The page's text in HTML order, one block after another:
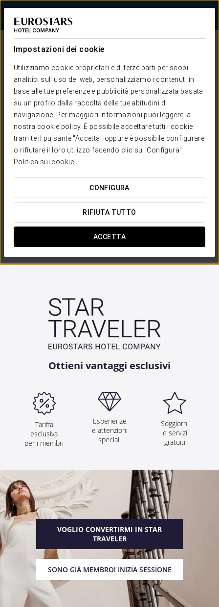
Impostazioni dei cookie
Utilizziamo cookie proprietari e di terze parti per scopi
analitici sull'uso del web, personalizziamo i contenuti in
base alle tue preferenze e pubblicità personalizzata basata
su un profilo dalla raccolta delle tue abitudini di
navigazione. Per maggiori informazioni puoi leggere la
nostra cookie policy. È possibile accettare tutti i cookie
tramite il pulsante "Accetta" oppure è possibile configurare
o rifiutare il loro utilizzo facendo clic su "Configura".
Politica sui cookie
CONFIGURA
RIFIUTA TUTTO
ACCETTA
Eurostars Hotels
Singular & Cultural
OGNI HOTEL, UN UNIVERSO
Ottieni vantaggi esclusivi
Tariffa
esclusiva
per i membri
Esperienze
e attenzioni
speciali
Soggiorni
e servizi
gratuiti
VOGLIO CONVERTIRMI IN STAR
TRAVELER
SONO GIÀ MEMBRO! INIZIA SESSIONE